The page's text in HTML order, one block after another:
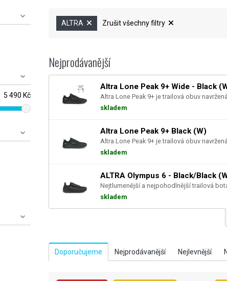
5 490 Kč
ALTRA Zrušit všechny filtry
Nejprodávanější
Altra Lone Peak 9+ Wide - Black
Altra Lone Peak 9+ je trailová obuv
skladem
Altra Lone Peak 9+ Black (W)
Altra Lone Peak 9+ je trailová obuv
skladem
ALTRA Olympus 6 - Black/Black
Nejtlumenější a nejpohodlnější trailová
skladem